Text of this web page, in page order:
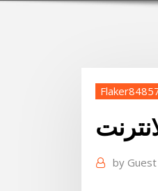
by Guest